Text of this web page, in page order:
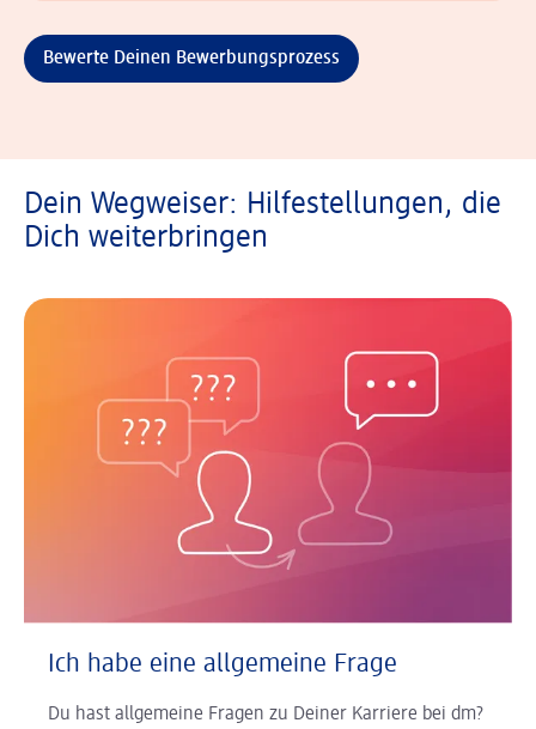
Bewerte Deinen Bewerbungsprozess
Dein Wegweiser: Hilfestellungen, die
Dich weiterbringen
Ich habe eine allgemeine Frage
Du hast allgemeine Fragen zu Deiner Karriere bei dm?